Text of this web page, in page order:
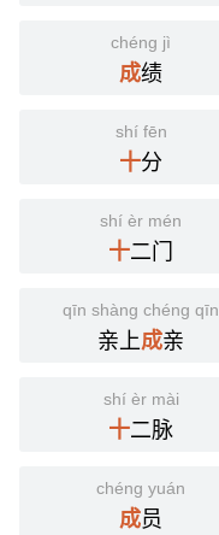
chéng jì
成绩
shí fēn
十分
shí èr mén
十二门
qīn shàng chéng qīn
亲上成亲
shí èr mài
十二脉
chéng yuán
成员